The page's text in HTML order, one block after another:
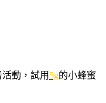
動，試用 5g的小蜂蜜